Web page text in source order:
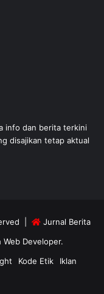
info dan berita terkini
disajikan tetap aktual
|
Jurnal Berita
Web Developer.
Kode Etik
Iklan